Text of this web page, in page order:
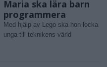
Maria ska lära barn
programmera
Med hjälp av Lego ska hon locka
unga till teknikens värld